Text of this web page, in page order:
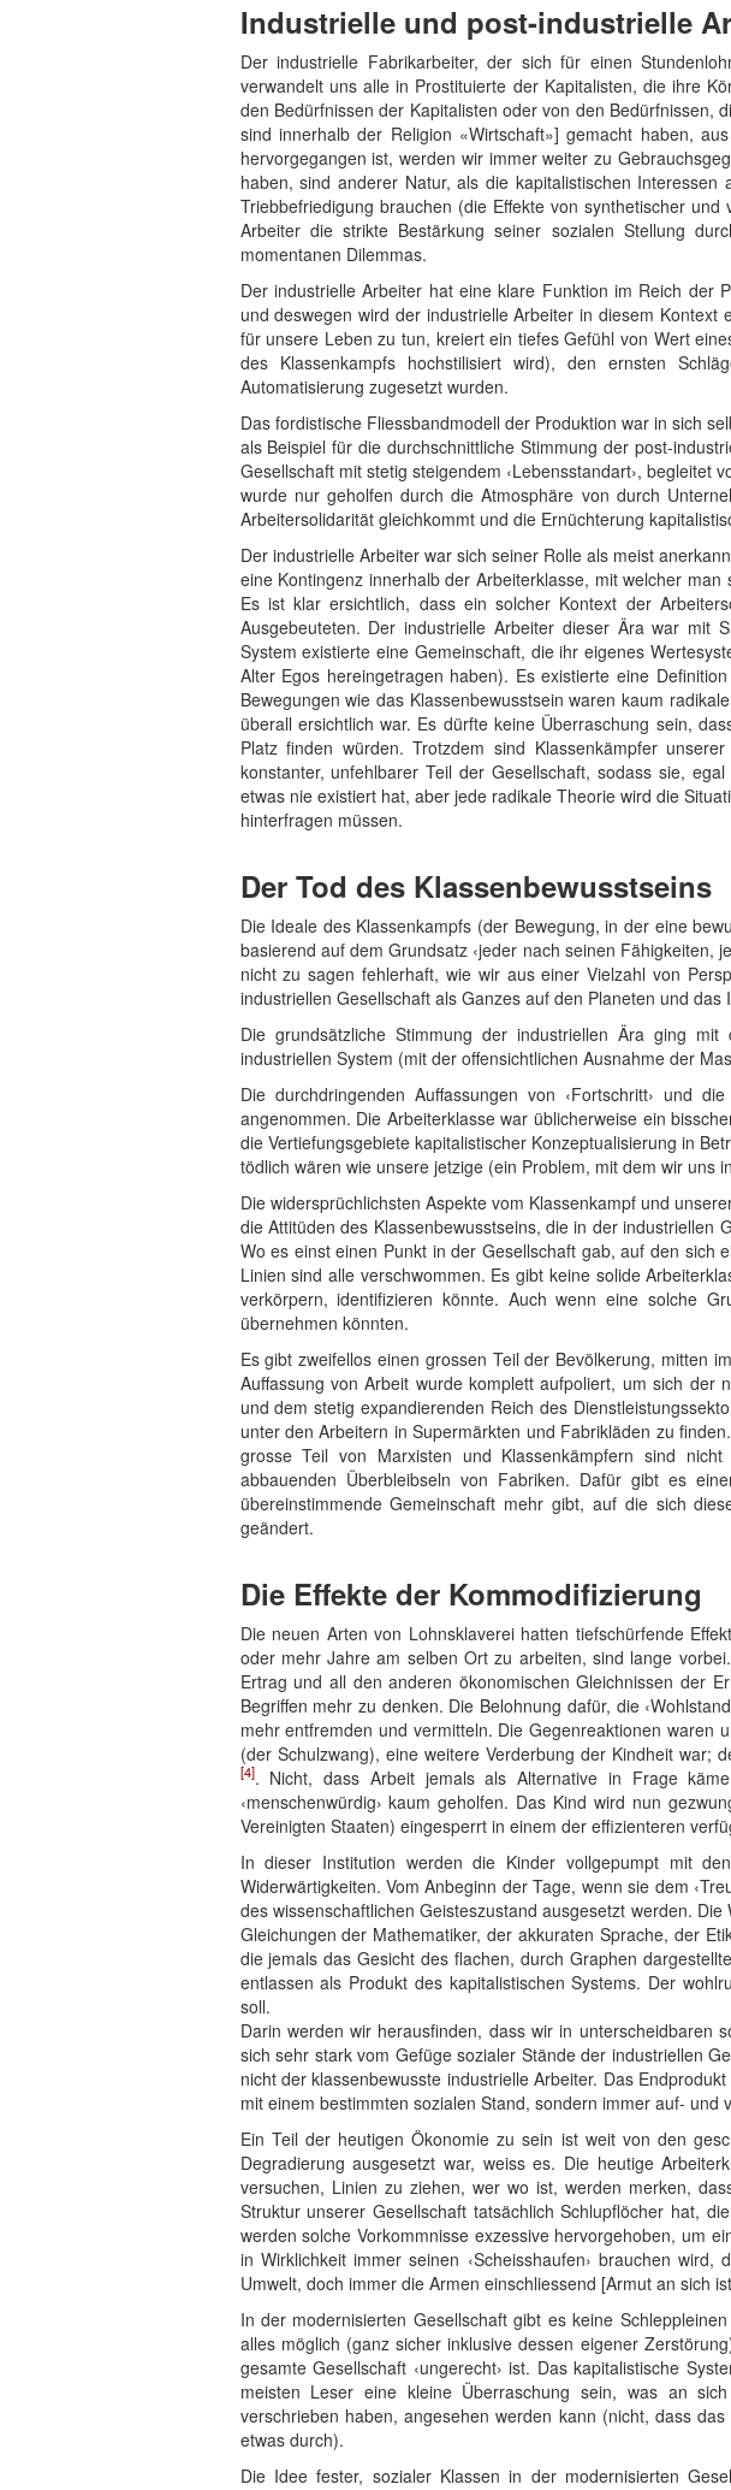
Industrielle und post-industrielle
Der industrielle Fabrikarbeiter, der sich für einen
verwandelt uns alle in Prostituierte der Kapitalisten, die ihre
den Bedürfnissen der Kapitalisten oder von den Bedürfnissen,
sind innerhalb der Religion «Wirtschaft»] gemacht haben,
hervorgegangen ist, werden wir immer weiter zu
haben, sind anderer Natur, als die kapitalistischen
Triebbefriedigung brauchen (die Effekte von synthetischer
Arbeiter die strikte Bestärkung seiner sozialen Stellung
momentanen Dilemmas.
Der industrielle Arbeiter hat eine klare Funktion im Reich der
und deswegen wird der industrielle Arbeiter in diesem
für unsere Leben zu tun, kreiert ein tiefes Gefühl von Wert
des Klassenkampfs hochstilisiert wird), den ernsten
Automatisierung zugesetzt wurden.
Das fordistische Fliessbandmodell der Produktion war in sich
als Beispiel für die durchschnittliche Stimmung der post-
Gesellschaft mit stetig steigendem ‹Lebensstandart›,
wurde nur geholfen durch die Atmosphäre von durch
Arbeitersolidarität gleichkommt und die Ernüchterung
Der industrielle Arbeiter war sich seiner Rolle als meist
eine Kontingenz innerhalb der Arbeiterklasse, mit welcher
Es ist klar ersichtlich, dass ein solcher Kontext der
Ausgebeuteten. Der industrielle Arbeiter dieser Ära war mit
System existierte eine Gemeinschaft, die ihr eigenes
Alter Egos hereingetragen haben). Es existierte eine
Bewegungen wie das Klassenbewusstsein waren kaum
überall ersichtlich war. Es dürfte keine Überraschung sein,
Platz finden würden. Trotzdem sind Klassenkämpfer
konstanter, unfehlbarer Teil der Gesellschaft, sodass sie,
etwas nie existiert hat, aber jede radikale Theorie wird die
hinterfragen müssen.
Der Tod des Klassenbewusstseins
Die Ideale des Klassenkampfs (der Bewegung, in der eine
basierend auf dem Grundsatz ‹jeder nach seinen Fähigkeiten,
nicht zu sagen fehlerhaft, wie wir aus einer Vielzahl von
industriellen Gesellschaft als Ganzes auf den Planeten und
Die grundsätzliche Stimmung der industriellen Ära ging
industriellen System (mit der offensichtlichen Ausnahme der
Die durchdringenden Auffassungen von ‹Fortschritt› und
angenommen. Die Arbeiterklasse war üblicherweise ein
die Vertiefungsgebiete kapitalistischer Konzeptualisierung in
tödlich wären wie unsere jetzige (ein Problem, mit dem wir uns
Die widersprüchlichsten Aspekte vom Klassenkampf und
die Attitüden des Klassenbewusstseins, die in der
Wo es einst einen Punkt in der Gesellschaft gab, auf den sich
Linien sind alle verschwommen. Es gibt keine solide
verkörpern, identifizieren könnte. Auch wenn eine solche
übernehmen könnten.
Es gibt zweifellos einen grossen Teil der Bevölkerung, mitten
Auffassung von Arbeit wurde komplett aufpoliert, um sich der
und dem stetig expandierenden Reich des
unter den Arbeitern in Supermärkten und Fabrikläden zu
grosse Teil von Marxisten und Klassenkämpfern sind
abbauenden Überbleibseln von Fabriken. Dafür gibt es
übereinstimmende Gemeinschaft mehr gibt, auf die sich
geändert.
Die Effekte der Kommodifizierung
Die neuen Arten von Lohnsklaverei hatten tiefschürfende
oder mehr Jahre am selben Ort zu arbeiten, sind lange
Ertrag und all den anderen ökonomischen Gleichnissen der
Begriffen mehr zu denken. Die Belohnung dafür, die
mehr entfremden und vermitteln. Die Gegenreaktionen waren
(der Schulzwang), eine weitere Verderbung der Kindheit war;
[4]. Nicht, dass Arbeit jemals als Alternative in Frage
‹menschenwürdig› kaum geholfen. Das Kind wird nun
Vereinigten Staaten) eingesperrt in einem der effizienteren
In dieser Institution werden die Kinder vollgepumpt mit
Widerwärtigkeiten. Vom Anbeginn der Tage, wenn sie dem
des wissenschaftlichen Geisteszustand ausgesetzt werden.
Gleichungen der Mathematiker, der akkuraten Sprache, der
die jemals das Gesicht des flachen, durch Graphen
entlassen als Produkt des kapitalistischen Systems. Der
soll.
Darin werden wir herausfinden, dass wir in unterscheidbaren
sich sehr stark vom Gefüge sozialer Stände der industriellen
nicht der klassenbewusste industrielle Arbeiter. Das
mit einem bestimmten sozialen Stand, sondern immer auf-
Ein Teil der heutigen Ökonomie zu sein ist weit von den
Degradierung ausgesetzt war, weiss es. Die heutige
versuchen, Linien zu ziehen, wer wo ist, werden merken,
Struktur unserer Gesellschaft tatsächlich Schlupflöcher hat,
werden solche Vorkommnisse exzessive hervorgehoben, um
in Wirklichkeit immer seinen ‹Scheisshaufen› brauchen
Umwelt, doch immer die Armen einschliessend [Armut an sich
In der modernisierten Gesellschaft gibt es keine
alles möglich (ganz sicher inklusive dessen eigener
gesamte Gesellschaft ‹ungerecht› ist. Das kapitalistische
meisten Leser eine kleine Überraschung sein, was an
verschrieben haben, angesehen werden kann (nicht, dass
etwas durch).
Die Idee fester, sozialer Klassen in der modernisierten